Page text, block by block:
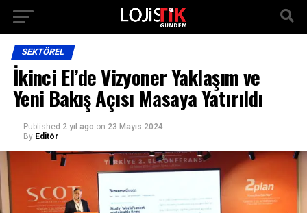
SEKTÖREL
İkinci El’de Vizyoner Yaklaşım ve
Yeni Bakış Açısı Masaya Yatırıldı
Published 2 yıl ago on 23 Mayıs 2024
By Editör